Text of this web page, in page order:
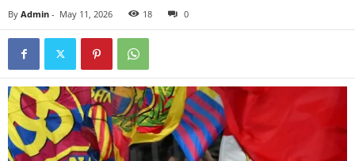
By Admin - May 11, 2026 18 0